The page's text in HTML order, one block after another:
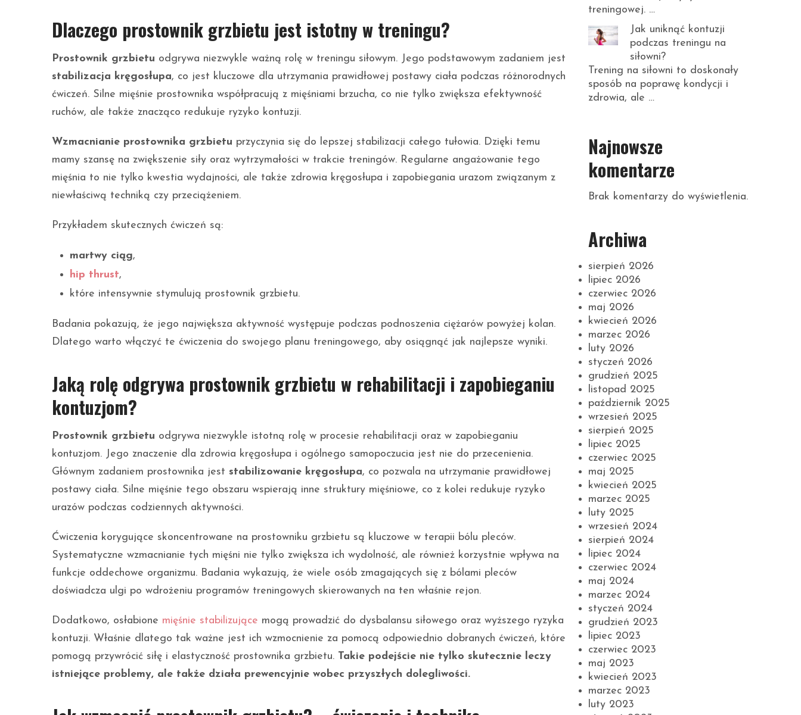
Dlaczego prostownik grzbietu jest istotny w treningu?
Prostownik grzbietu odgrywa niezwykle ważną rolę w treningu siłowym. Jego podstawowym zadaniem jest
stabilizacja kręgosłupa, co jest kluczowe dla utrzymania prawidłowej postawy ciała podczas różnorodnych
ćwiczeń. Silne mięśnie prostownika współpracują z mięśniami brzucha, co nie tylko zwiększa efektywność
ruchów, ale także znacząco redukuje ryzyko kontuzji.
Wzmacnianie prostownika grzbietu przyczynia się do lepszej stabilizacji całego tułowia. Dzięki temu
mamy szansę na zwiększenie siły oraz wytrzymałości w trakcie treningów. Regularne angażowanie tego
mięśnia to nie tylko kwestia wydajności, ale także zdrowia kręgosłupa i zapobiegania urazom związanym z
niewłaściwą techniką czy przeciążeniem.
Przykładem skutecznych ćwiczeń są:
martwy ciąg,
hip thrust,
które intensywnie stymulują prostownik grzbietu.
Badania pokazują, że jego największa aktywność występuje podczas podnoszenia ciężarów powyżej kolan.
Dlatego warto włączyć te ćwiczenia do swojego planu treningowego, aby osiągnąć jak najlepsze wyniki.
Jaką rolę odgrywa prostownik grzbietu w rehabilitacji i zapobieganiu
kontuzjom?
Prostownik grzbietu odgrywa niezwykle istotną rolę w procesie rehabilitacji oraz w zapobieganiu
kontuzjom. Jego znaczenie dla zdrowia kręgosłupa i ogólnego samopoczucia jest nie do przecenienia.
Głównym zadaniem prostownika jest stabilizowanie kręgosłupa, co pozwala na utrzymanie prawidłowej
postawy ciała. Silne mięśnie tego obszaru wspierają inne struktury mięśniowe, co z kolei redukuje ryzyko
urazów podczas codziennych aktywności.
Ćwiczenia korygujące skoncentrowane na prostowniku grzbietu są kluczowe w terapii bólu pleców.
Systematyczne wzmacnianie tych mięśni nie tylko zwiększa ich wydolność, ale również korzystnie wpływa na
funkcje oddechowe organizmu. Badania wykazują, że wiele osób zmagających się z bólami pleców
doświadcza ulgi po wdrożeniu programów treningowych skierowanych na ten właśnie rejon.
Dodatkowo, osłabione mięśnie stabilizujące mogą prowadzić do dysbalansu siłowego oraz wyższego ryzyka
kontuzji. Właśnie dlatego tak ważne jest ich wzmocnienie za pomocą odpowiednio dobranych ćwiczeń, które
pomogą przywrócić siłę i elastyczność prostownika grzbietu. Takie podejście nie tylko skutecznie leczy
istniejące problemy, ale także działa prewencyjnie wobec przyszłych dolegliwości.
treningowej. …
Jak uniknąć kontuzji
podczas treningu na
siłowni?
Trening na siłowni to doskonały
sposób na poprawę kondycji i
zdrowia, ale …
Najnowsze
komentarze
Brak komentarzy do wyświetlenia.
Archiwa
sierpień 2026
lipiec 2026
czerwiec 2026
maj 2026
kwiecień 2026
marzec 2026
luty 2026
styczeń 2026
grudzień 2025
listopad 2025
październik 2025
wrzesień 2025
sierpień 2025
lipiec 2025
czerwiec 2025
maj 2025
kwiecień 2025
marzec 2025
luty 2025
wrzesień 2024
sierpień 2024
lipiec 2024
czerwiec 2024
maj 2024
marzec 2024
styczeń 2024
grudzień 2023
lipiec 2023
czerwiec 2023
maj 2023
kwiecień 2023
marzec 2023
luty 2023